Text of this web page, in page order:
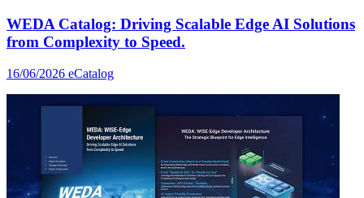
WEDA Catalog: Driving Scalable Edge AI Solutions
from Complexity to Speed.
16/06/2026 eCatalog